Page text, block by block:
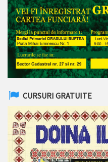
CURSURI GRATUITE